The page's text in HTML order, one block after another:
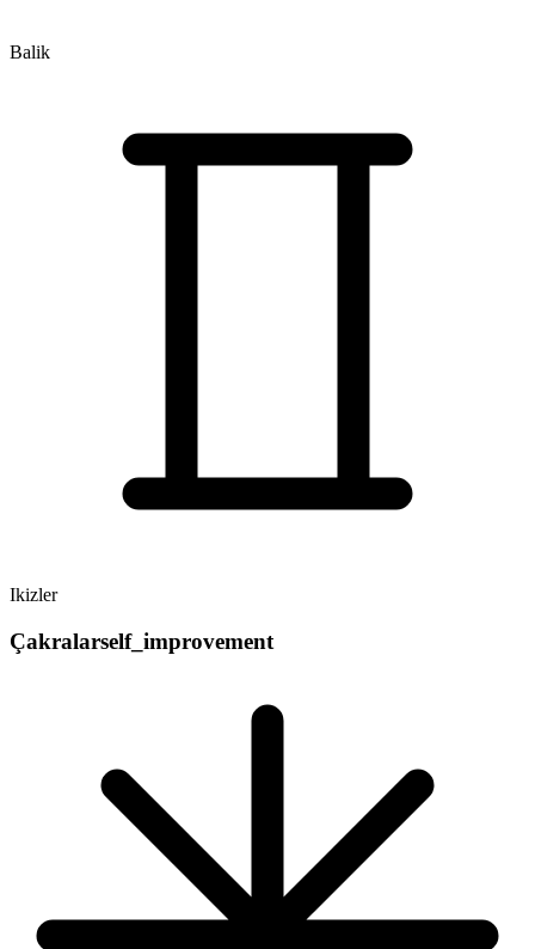
Balik
Ikizler
Çakralarself_improvement